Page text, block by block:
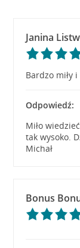
Janina
Bardzo miły
Odpowiedź:
Miło
tak wysoko.
Michał
Bonus